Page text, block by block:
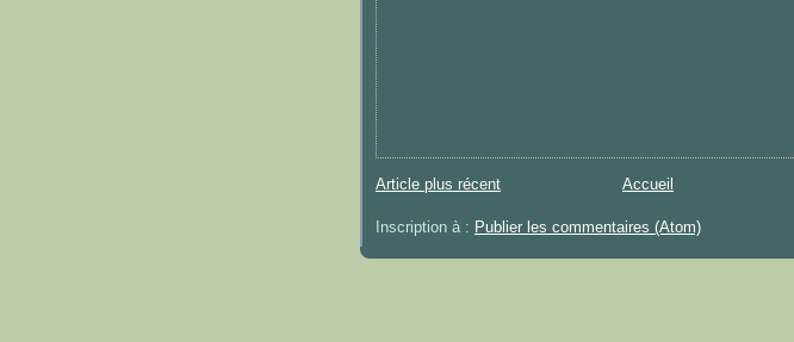
Article plus récent Accueil
Inscription à : Publier les commentaires (Atom)